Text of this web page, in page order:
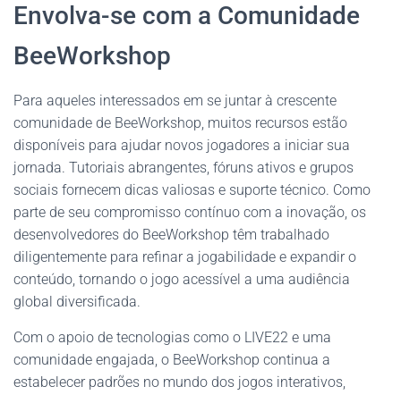
Envolva-se com a Comunidade
BeeWorkshop
Para aqueles interessados em se juntar à crescente
comunidade de BeeWorkshop, muitos recursos estão
disponíveis para ajudar novos jogadores a iniciar sua
jornada. Tutoriais abrangentes, fóruns ativos e grupos
sociais fornecem dicas valiosas e suporte técnico. Como
parte de seu compromisso contínuo com a inovação, os
desenvolvedores do BeeWorkshop têm trabalhado
diligentemente para refinar a jogabilidade e expandir o
conteúdo, tornando o jogo acessível a uma audiência
global diversificada.
Com o apoio de tecnologias como o LIVE22 e uma
comunidade engajada, o BeeWorkshop continua a
estabelecer padrões no mundo dos jogos interativos,